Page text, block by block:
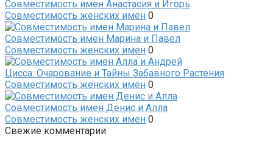
Совместимость имен Анастасия и Игорь
Совместимость женских имен 0
Совместимость имен Марина и Павел
Совместимость женских имен 0
Цисса: Очарование и Тайны Забавного Растения
Совместимость женских имен 0
Совместимость имен Денис и Алла
Совместимость женских имен 0
Свежие комментарии